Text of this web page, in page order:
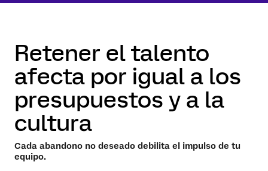
Retener el talento
afecta por igual a los
presupuestos y a la
cultura
Cada abandono no deseado debilita el impulso de tu
equipo.